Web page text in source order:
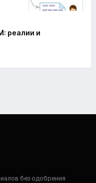
реалии и
без одобрения